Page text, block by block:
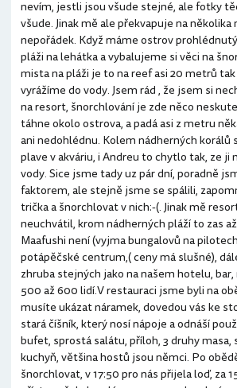
nevím, jestli jsou všude stejné, ale fotky
všude. Jinak mě ale překvapuje na
nepořádek. Když máme ostrov
pláži na lehátka a vybalujeme si věci na
mista na pláži je to na reef asi 20 metrů
vyrážíme do vody. Jsem rád , že jsem si
na resort, šnorchlování je zde něco
táhne okolo ostrova, a padá asi z metru
ani nedohlédnu. Kolem nádherných korálů
plave v akváriu, i Andreu to chytlo tak, ze ji
vody. Sice jsme tady uz pár dní, poradně
faktorem, ale stejně jsme se spálili,
trička a šnorchlovat v nich:-(. Jinak mě
neuchvátil, krom nádherných pláží to zas
Maafushi není (vyjma bungalovů na
potápěčské centrum,( ceny má slušné),
zhruba stejných jako na našem hotelu,
500 až 600 lidí.V restauraci jsme byli na
musíte ukázat náramek, dovedou vás ke
stará číšník, který nosí nápoje a odnáší
bufet, sprostá salátu, příloh, 3 druhy masa,
kuchyň, většina hostů jsou němci. Po
šnorchlovat, v 17:50 pro nás přijela loď, za